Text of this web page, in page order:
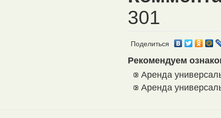
301
Поделиться
Рекомендуем
Аренда
Аренда